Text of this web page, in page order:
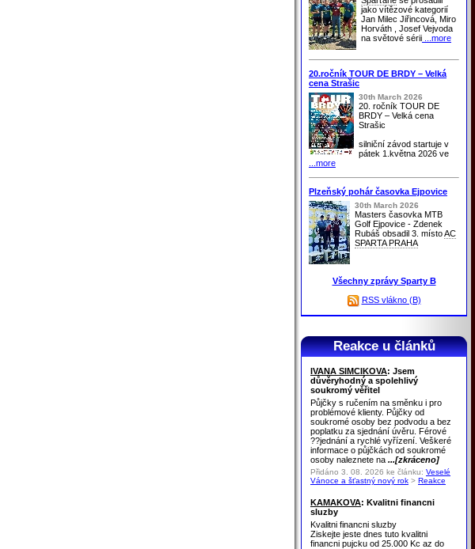
jako vítězové kategorií
Jan Milec Jiřincová, Miro
Horváth , Josef Vejvoda
na světové sérii ...more
20.ročník TOUR DE BRDY – Velká
cena Strašic
30th March 2026
20. ročník TOUR DE
BRDY – Velká cena
Strašic
silniční závod startuje v
pátek 1.května 2026 ve
...more
Plzeňský pohár časovka Ejpovice
30th March 2026
Masters časovka MTB
Golf Ejpovice - Zdenek
Rubáš obsadil 3. místoAC
SPARTA PRAHA
Všechny zprávy Sparty B
RSS vlákno (B)
Reakce u článků
IVANA SIMCIKOVA: Jsem
důvěryhodný a spolehlivý
soukromý věřitel
Půjčky s ručením na směnku i pro
problémové klienty. Půjčky od
soukromé osoby bez podvodu a bez
poplatku za sjednání úvěru. Férové
??jednání a rychlé vyřízení. Veškeré
informace o půjčkách od soukromé
osoby naleznete na ...[zkráceno]
Přidáno 3. 08. 2026 ke článku: Veselé
Vánoce a šťastný nový rok > Reakce
KAMAKOVA: Kvalitni financni
sluzby
Kvalitni financni sluzby
Ziskejte jeste dnes tuto kvalitni
financni pujcku od 25.000 Kc az do